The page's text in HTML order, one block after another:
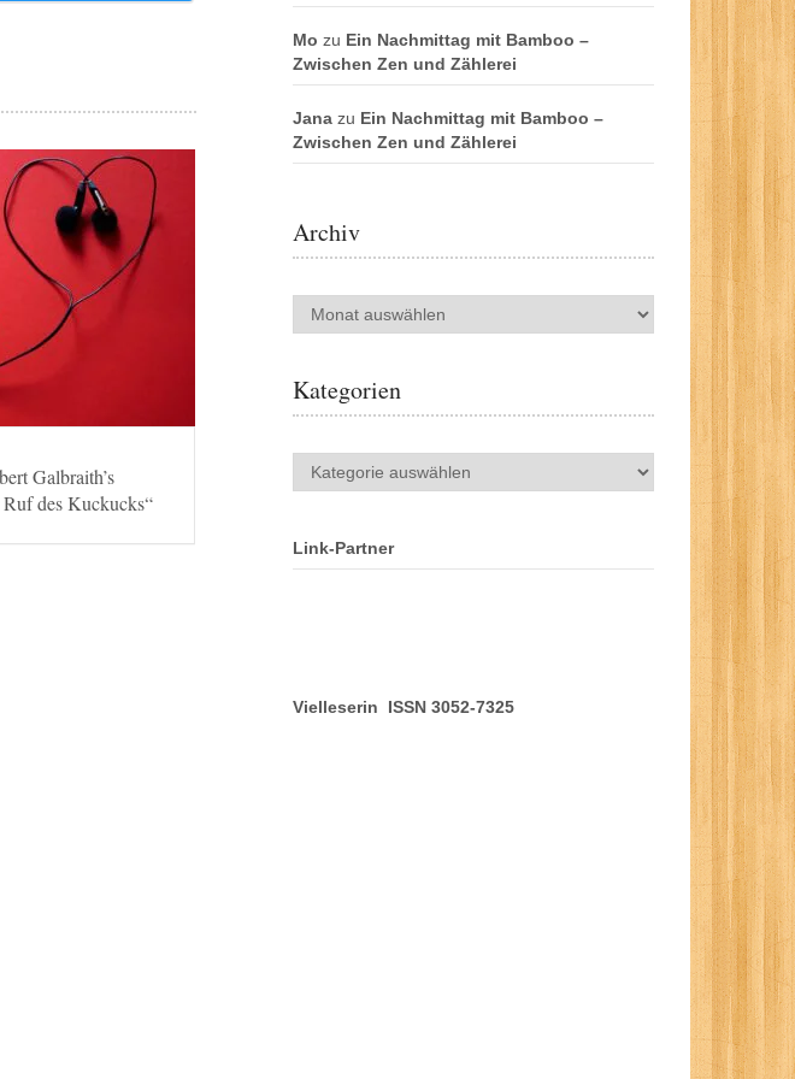
Galbraith’s
des Kuckucks“
Mo zu Ein Nachmittag mit Bamboo –
Zwischen Zen und Zählerei
Jana zu Ein Nachmittag mit Bamboo –
Zwischen Zen und Zählerei
Archiv
Archiv
Kategorien
Kategorien
Link-Partner
Vielleserin ISSN 3052-7325